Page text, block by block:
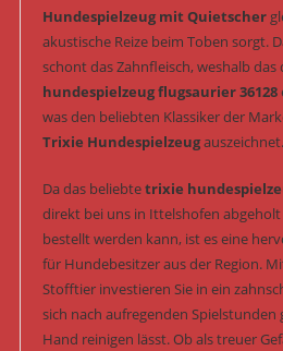
Hundespielzeug mit Quietscher
akustische Reize beim Toben sorgt.
schont das Zahnfleisch, weshalb
hundespielzeug flugsaurier 36128
was den beliebten Klassiker der
Trixie Hundespielzeugauszeichnet.
Da das beliebtetrixie
direkt bei uns in Ittelshofen
bestellt werden kann, ist es eine
für Hundebesitzer aus der Region.
Stofftier investieren Sie in ein
sich nach aufregenden
Hand reinigen lässt. Ob als treuer